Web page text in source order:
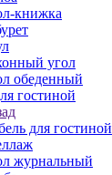
книжка
угол
обеденный
гостиной
для гостиной
журнальный